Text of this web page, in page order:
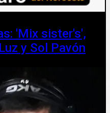
'Mix sister's',
y Sol Pavón